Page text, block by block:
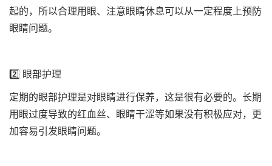
起的，所以合理用眼、注意眼睛休息可以从一定程度上预防
眼睛问题。
2️⃣ 眼部护理
定期的眼部护理是对眼睛进行保养，这是很有必要的。长期
用眼过度导致的红血丝、眼睛干涩等如果没有积极应对，更
加容易引发眼睛问题。